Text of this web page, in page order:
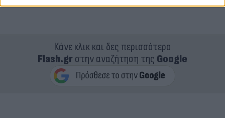
Κάνε κλικ και δες περισσότερο
Flash.grστην αναζήτηση της Google